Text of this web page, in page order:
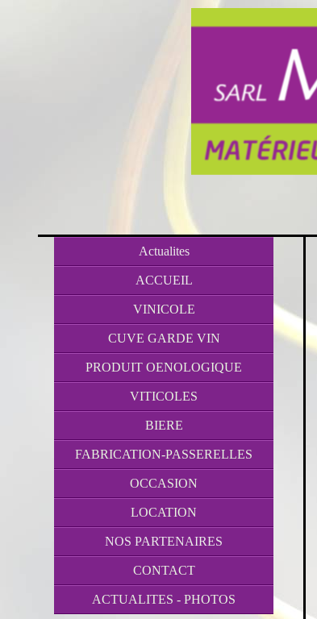
Actualites
ACCUEIL
VINICOLE
CUVE GARDE VIN
PRODUIT OENOLOGIQUE
VITICOLES
BIERE
FABRICATION-PASSERELLES
OCCASION
LOCATION
NOS PARTENAIRES
CONTACT
ACTUALITES - PHOTOS